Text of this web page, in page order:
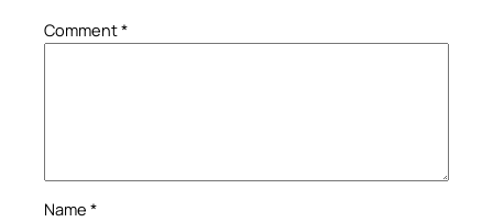
Comment*
Name *